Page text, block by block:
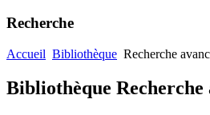
Recherche
Accueil Bibliothèque Recherche
Bibliothèque Recherche